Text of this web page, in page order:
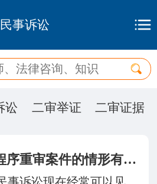
民事诉讼
讼 二审举证 二审证据
民事诉讼二审程序重审案件的情形有哪些